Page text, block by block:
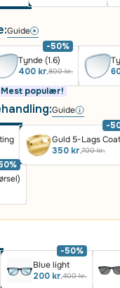
Guide
Tynde (1.6)
400 kr.800 kr.
Mest populær!
-50%
Guide
Guld 5-Lags
350 kr.700 kr.
-
Blue light
200 kr.400 kr.
-50%